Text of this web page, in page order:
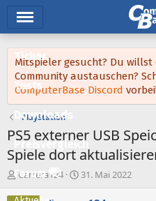
Ticker
Tests
Downloads
Preisvergleich
Forum
Mitspieler gesucht? Du
Community austauschen?
ComputerBase Discord
PlayStation
PS5 externer USB
Spiele dort
ECarrera124
E
31. Mai 2022